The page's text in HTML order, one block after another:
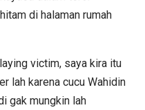
di halaman rumah
victim, saya kira itu
lah karena cucu Wahidin
gak mungkin lah